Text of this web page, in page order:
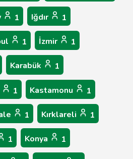
1 Iğdır 1
1 İzmir 1
Karabük 1
1 Kastamonu 1
1 Kırklareli 1
1 Konya 1